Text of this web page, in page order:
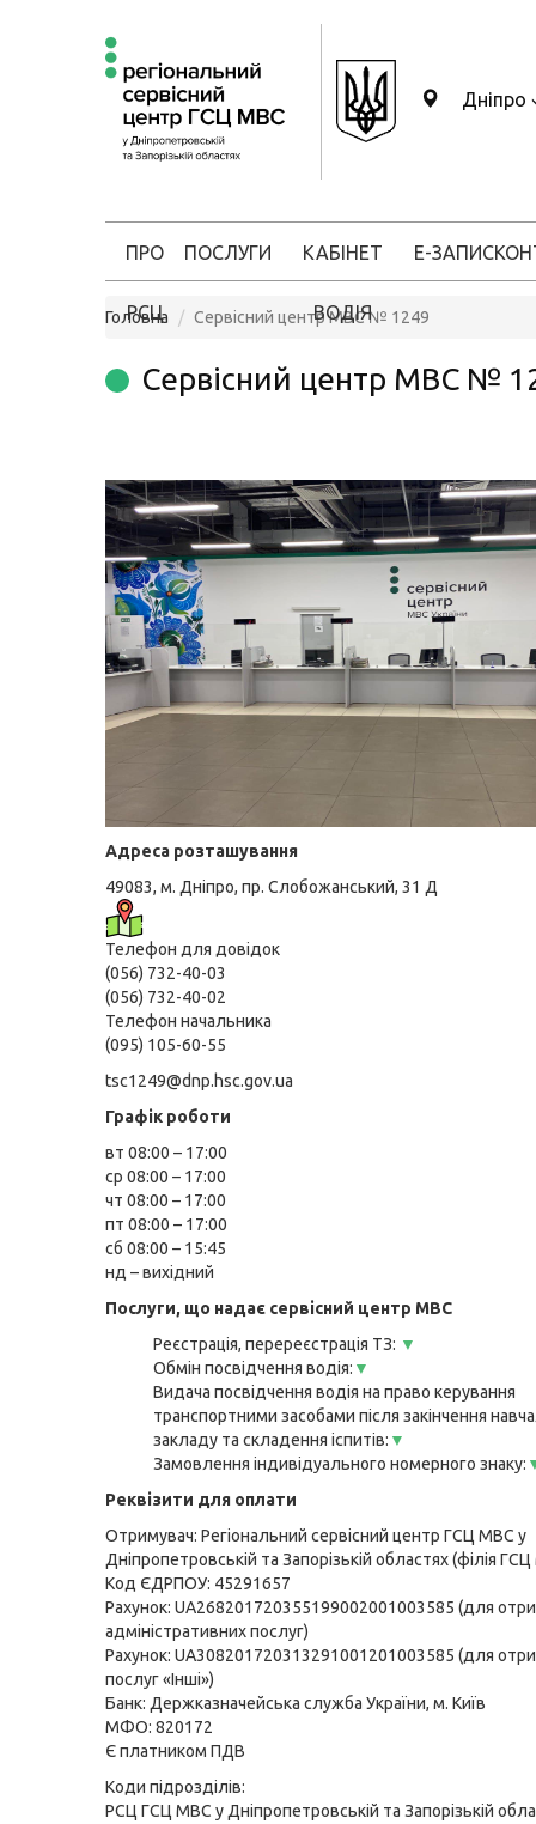
Дніпро
ПРО
РСЦ
ПОСЛУГИ КАБІНЕТ
ВОДІЯ
Е-ЗАПИС
Головна Сервісний центр МВС № 1249
Сервісний центр МВС №
Адреса розташування
49083, м. Дніпро, пр. Слобожанський, 31 Д
Телефон для довідок
(056) 732-40-03
(056) 732-40-02
Телефон начальника
(095) 105-60-55
tsc1249@dnp.hsc.gov.ua
Графік роботи
вт 08:00 – 17:00
ср 08:00 – 17:00
чт 08:00 – 17:00
пт 08:00 – 17:00
сб 08:00 – 15:45
нд – вихідний
Послуги, що надає сервісний центр МВС
Реєстрація, перереєстрація ТЗ: ▼
Обмін посвідчення водія: ▼
Видача посвідчення водія на право керування
транспортними засобами після закінчення
закладу та складення іспитів: ▼
Замовлення індивідуального номерного знаку:
Реквізити для оплати
Отримувач: Регіональний сервісний центр ГСЦ МВС у
Дніпропетровській та Запорізькій областях (філія
Код ЄДРПОУ: 45291657
Рахунок: UA268201720355199002001003585 (для
адміністративних послуг)
Рахунок: UA308201720313291001201003585 (для
послуг «Інші»)
Банк: Держказначейська служба України, м. Київ
МФО: 820172
Є платником ПДВ
Коди підрозділів:
РСЦ ГСЦ МВС у Дніпропетровській та Запорізькій